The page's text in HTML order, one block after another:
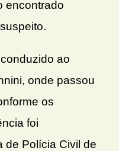
encontrado
ao
onde passou
os
foi
de Polícia Civil de